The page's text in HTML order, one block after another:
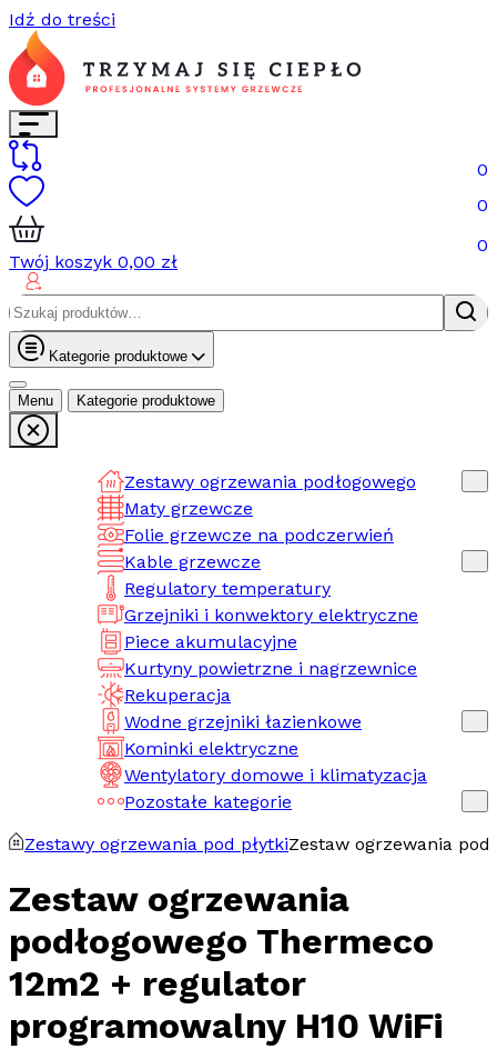
Idź do treści
0
0
0
Twój koszyk 0,00 zł
Szukaj:
Kategorie produktowe
Menu Kategorie produktowe
Zestawy ogrzewania podłogowego
Maty grzewcze
Folie grzewcze na podczerwień
Kable grzewcze
Regulatory temperatury
Grzejniki i konwektory elektryczne
Piece akumulacyjne
Kurtyny powietrzne i nagrzewnice
Rekuperacja
Wodne grzejniki łazienkowe
Kominki elektryczne
Wentylatory domowe i klimatyzacja
Pozostałe kategorie
Zestawy ogrzewania pod płytkiZestaw ogrzewania
Zestaw ogrzewania
podłogowego Thermeco
12m2 + regulator
programowalny H10 WiFi